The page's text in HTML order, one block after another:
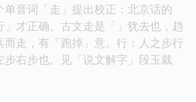
音词「走」提出校正：北京话的
」才正确。古文走是「」犹去也，趋
而走，有「跑掉」意。行：人之步行
步右步也。见「说文解字」段玉裁